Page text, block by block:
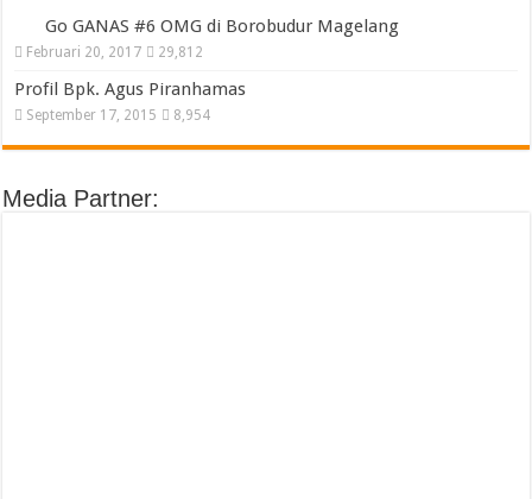
Go GANAS #6 OMG di Borobudur Magelang
Februari 20, 2017 29,812
Profil Bpk. Agus Piranhamas
September 17, 2015 8,954
Media Partner: